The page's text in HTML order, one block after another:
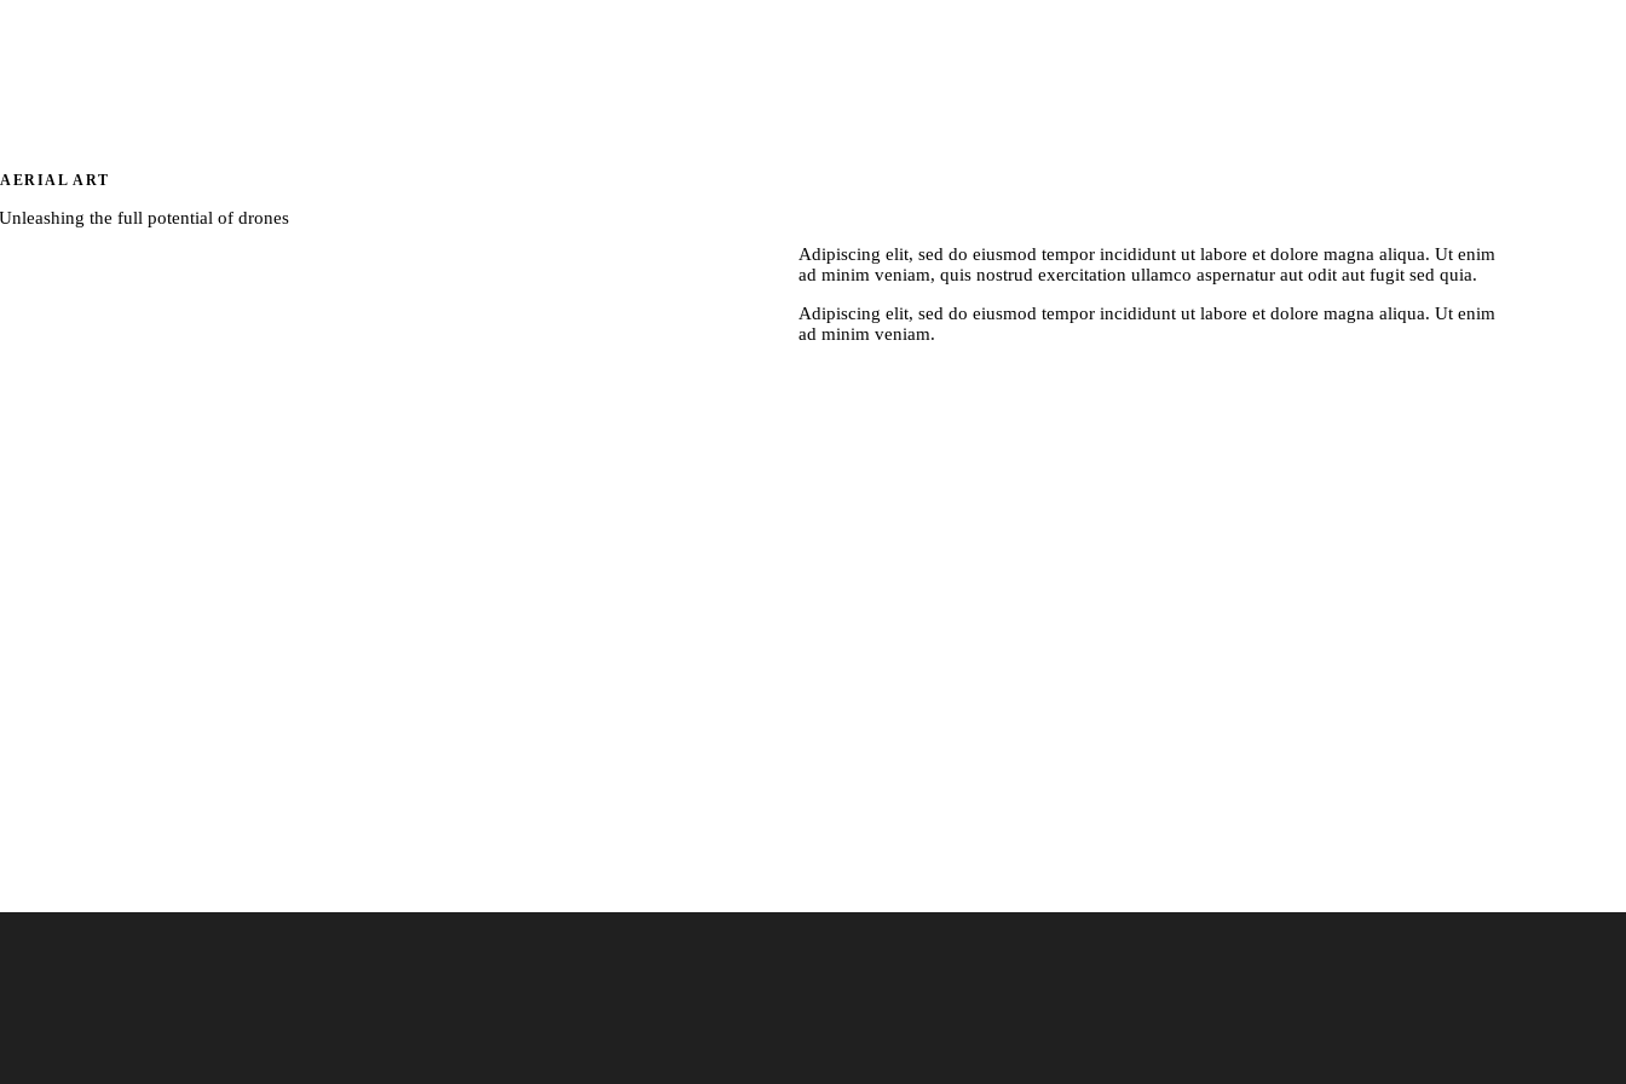
AERIAL ART
Unleashing the full potential of drones
Adipiscing elit, sed do eiusmod tempor incididunt ut labore et dolore magna aliqua. Ut enim
ad minim veniam, quis nostrud exercitation ullamco aspernatur aut odit aut fugit sed quia.
Adipiscing elit, sed do eiusmod tempor incididunt ut labore et dolore magna aliqua. Ut enim
ad minim veniam.